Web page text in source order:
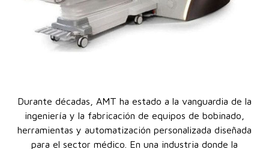
Durante décadas, AMT ha estado a la vanguardia de la
ingeniería y la fabricación de equipos de bobinado,
herramientas y automatización personalizada diseñada
para el sector médico. En una industria donde la